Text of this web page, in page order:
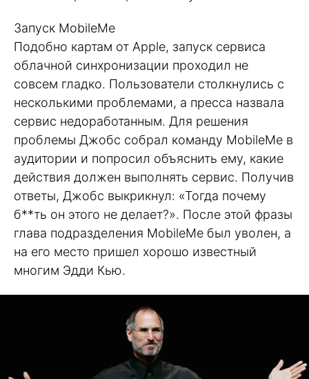
Запуск MobileMe
Подобно картам от Apple, запуск сервиса
облачной синхронизации проходил не
совсем гладко. Пользователи столкнулись с
несколькими проблемами, а пресса назвала
сервис недоработанным. Для решения
проблемы Джобс собрал команду MobileMe в
аудитории и попросил объяснить ему, какие
действия должен выполнять сервис. Получив
ответы, Джобс выкрикнул: «Тогда почему
б**ть он этого не делает?». После этой фразы
глава подразделения MobileMe был уволен, а
на его место пришел хорошо известный
многим Эдди Кью.